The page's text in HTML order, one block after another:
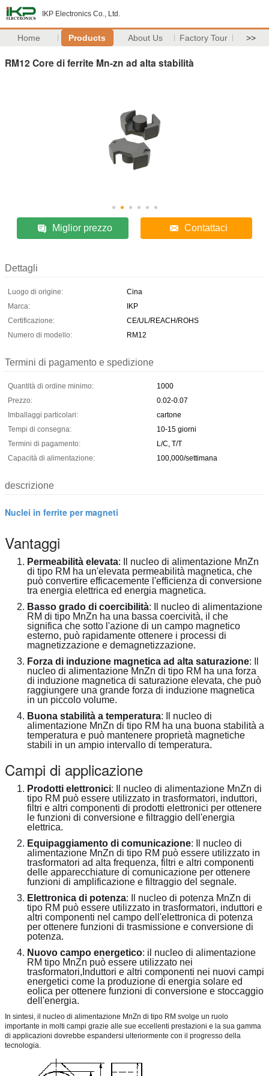
IKP Electronics Co., Ltd.
Home Products About Us Factory Tour >>
RM12 Core di ferrite Mn-zn ad alta stabilità
Miglior prezzo Contattaci
Dettagli
Luogo di origine:
Cina
Marca:
IKP
Certificazione:
CE/UL/REACH/ROHS
Numero di modello:
RM12
Termini di pagamento e spedizione
Quantità di ordine minimo:
1000
Prezzo:
0.02-0.07
Imballaggi particolari:
cartone
Tempi di consegna:
10-15 giorni
Termini di pagamento:
L/C, T/T
Capacità di alimentazione:
100,000/settimana
descrizione
Nuclei in ferrite per magneti
Vantaggi
Permeabilità elevata: Il nucleo di alimentazione MnZn
di tipo RM ha un'elevata permeabilità magnetica, che
può convertire efficacemente l'efficienza di conversione
tra energia elettrica ed energia magnetica.
Basso grado di coercibilità: Il nucleo di alimentazione
RM di tipo MnZn ha una bassa coercività, il che
significa che sotto l'azione di un campo magnetico
esterno, può rapidamente ottenere i processi di
magnetizzazione e demagnetizzazione.
Forza di induzione magnetica ad alta saturazione: Il
nucleo di alimentazione MnZn di tipo RM ha una forza
di induzione magnetica di saturazione elevata, che può
raggiungere una grande forza di induzione magnetica
in un piccolo volume.
Buona stabilità a temperatura: Il nucleo di
alimentazione MnZn di tipo RM ha una buona stabilità a
temperatura e può mantenere proprietà magnetiche
stabili in un ampio intervallo di temperatura.
Campi di applicazione
Prodotti elettronici: Il nucleo di alimentazione MnZn di
tipo RM può essere utilizzato in trasformatori, induttori,
filtri e altri componenti di prodotti elettronici per ottenere
le funzioni di conversione e filtraggio dell'energia
elettrica.
Equipaggiamento di comunicazione: Il nucleo di
alimentazione MnZn di tipo RM può essere utilizzato in
trasformatori ad alta frequenza, filtri e altri componenti
delle apparecchiature di comunicazione per ottenere
funzioni di amplificazione e filtraggio del segnale.
Elettronica di potenza: Il nucleo di potenza MnZn di
tipo RM può essere utilizzato in trasformatori, induttori e
altri componenti nel campo dell'elettronica di potenza
per ottenere funzioni di trasmissione e conversione di
potenza.
Nuovo campo energetico: il nucleo di alimentazione
RM tipo MnZn può essere utilizzato nei
trasformatori,Induttori e altri componenti nei nuovi campi
energetici come la produzione di energia solare ed
eolica per ottenere funzioni di conversione e stoccaggio
dell'energia.
In sintesi, il nucleo di alimentazione MnZn di tipo RM svolge un ruolo
importante in molti campi grazie alle sue eccellenti prestazioni e la sua gamma
di applicazioni dovrebbe espandersi ulteriormente con il progresso della
tecnologia.